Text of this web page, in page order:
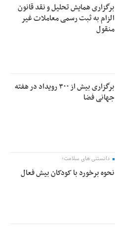
برگزاری همایش تحلیل و نقد قانون
الزام به ثبت رسمی معاملات غیر
منقول
برگزاری بیش از ۳۰۰ رویداد در هفته
جهانی فضا
دانستنی های سلامت؛
نحوه برخورد با کودکان بیش فعال